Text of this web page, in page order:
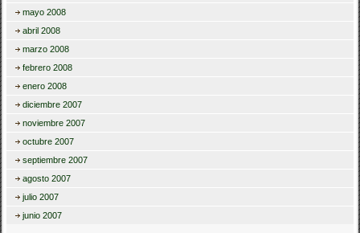
mayo 2008
abril 2008
marzo 2008
febrero 2008
enero 2008
diciembre 2007
noviembre 2007
octubre 2007
septiembre 2007
agosto 2007
julio 2007
junio 2007